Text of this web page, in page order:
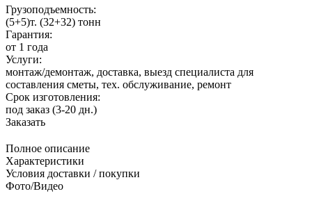
Грузоподъемность:
(5+5)т. (32+32) тонн
Гарантия:
от 1 года
Услуги:
монтаж/демонтаж, доставка, выезд специалиста для
составления сметы, тех. обслуживание, ремонт
Срок изготовления:
под заказ (3-20 дн.)
Заказать
Полное описание
Характеристики
Условия доставки / покупки
Фото/Видео